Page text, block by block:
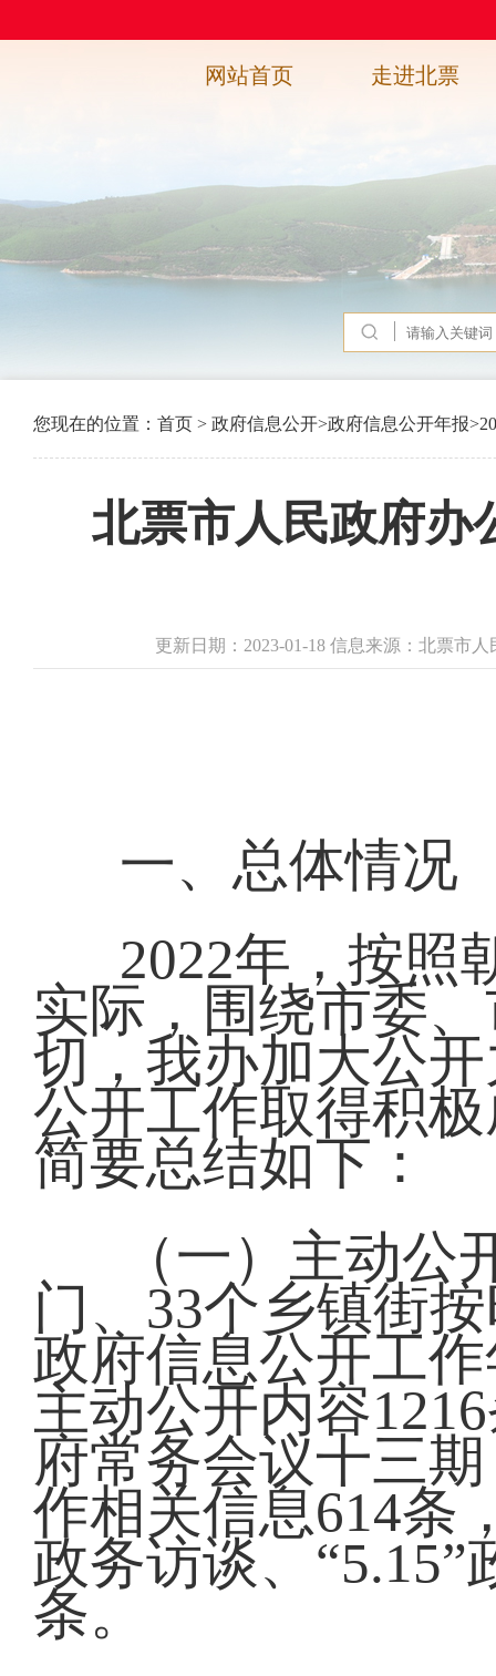
网站首页 走进北票
您现在的位置： 首页 > 政府信息公开>政府信息公开年报>
北票市人民政府办
更新日期：2023-01-18 信息来源：北票市
一、总体情况
2022年，按照
实际，围绕市委
切，我办加大公
公开工作取得积
简要总结如下：
（一）主动公
门、33个乡镇街
政府信息公开工
主动公开内容
府常务会议十三
作相关信息614条
政务访谈、
条。